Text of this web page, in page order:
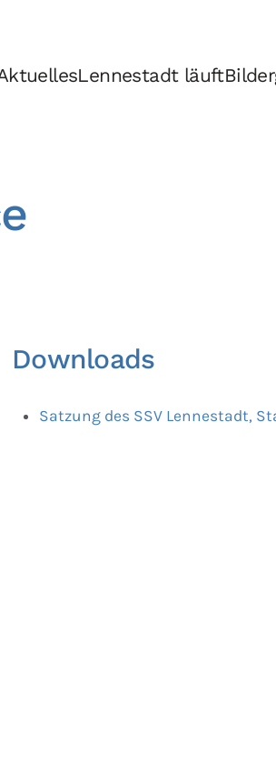
Lennestadt läuft
Downloads
Satzung des SSV Lennestadt,